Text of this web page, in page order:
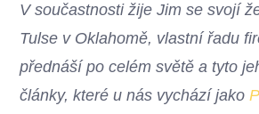
V součastnosti žije Jim se svojí
Tulse v Oklahomě, vlastní řadu
přednáší po celém světě a tyto
články, které u nás vychází jako